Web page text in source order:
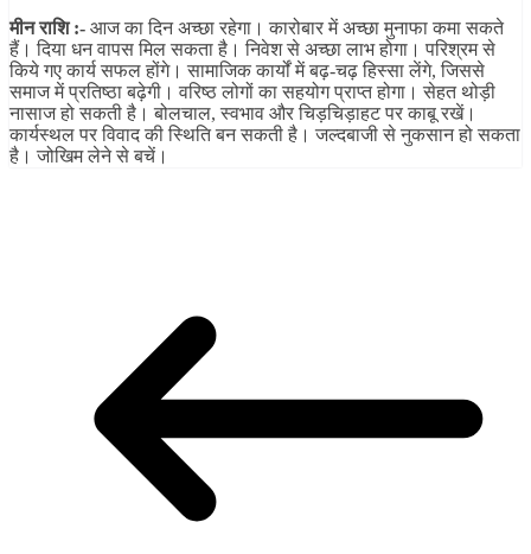
मीन राशि :- आज का दिन अच्छा रहेगा। कारोबार में अच्छा मुनाफा कमा सकते
हैं। दिया धन वापस मिल सकता है। निवेश से अच्छा लाभ होगा। परिश्रम से
किये गए कार्य सफल होंगे। सामाजिक कार्यों में बढ़-चढ़ हिस्सा लेंगे, जिससे
समाज में प्रतिष्ठा बढ़ेगी। वरिष्ठ लोगों का सहयोग प्राप्त होगा। सेहत थोड़ी
नासाज हो सकती है। बोलचाल, स्वभाव और चिड़चिड़ाहट पर काबू रखें।
कार्यस्थल पर विवाद की स्थिति बन सकती है। जल्दबाजी से नुकसान हो सकता
है। जोखिम लेने से बचें।